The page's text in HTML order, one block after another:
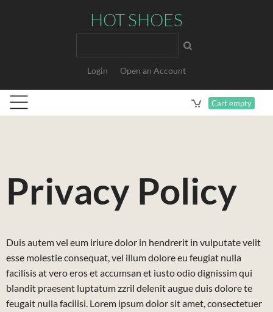
HOT SHOES
Login Open an Account
Cart empty
Privacy Policy
Duis autem vel eum iriure dolor in hendrerit in vulputate velit
esse molestie consequat, vel illum dolore eu feugiat nulla
facilisis at vero eros et accumsan et iusto odio dignissim qui
blandit praesent luptatum zzril delenit augue duis dolore te
feugait nulla facilisi. Lorem ipsum dolor sit amet, consectetuer